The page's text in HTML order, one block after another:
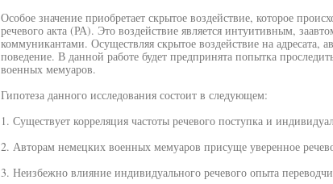
Особое значение приобретает скрытое воздействие, которое
речевого акта (РА). Это воздействие является интуитивным,
коммуникантами. Осуществляя скрытое воздействие на адресата,
поведение. В данной работе будет предпринята попытка
военных мемуаров.
Гипотеза данного исследования состоит в следующем:
1. Существует корреляция частоты речевого поступка и
2. Авторам немецких военных мемуаров присуще уверенное
3. Неизбежно влияние индивидуального речевого опыта